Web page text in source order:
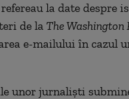
la date despre
de laThe Washington
e-mailului în cazul
unor jurnaliști